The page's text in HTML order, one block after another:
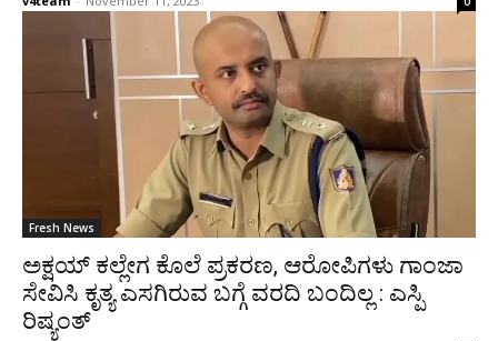
Fresh News
ಅಕ್ಷಯ್ ಕಲ್ಲೇಗ ಕೊಲೆ ಪ್ರಕರಣ, ಆರೋಪಿಗಳು ಗಾಂಜಾ
ಸೇವಿಸಿ ಕೃತ್ಯ ಎಸಗಿರುವ ಬಗ್ಗೆ ವರದಿ ಬಂದಿಲ್ಲ : ಎಸ್ಪಿ
ರಿಷ್ಯಂತ್